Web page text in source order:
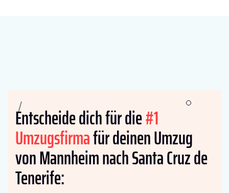
Entscheide dich für die#1
Umzugsfirmafür deinen Umzug
von Mannheim nach Santa Cruz de
Tenerife: